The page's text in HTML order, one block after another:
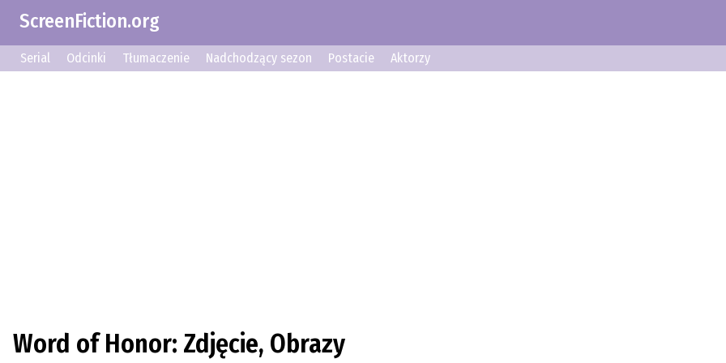
ScreenFiction.org
Serial Odcinki Tłumaczenie Nadchodzący sezon Postacie Aktorzy
Word of Honor: Zdjęcie, Obrazy